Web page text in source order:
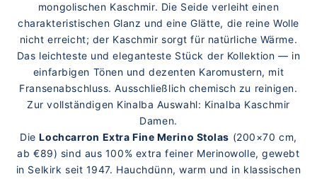
mongolischen Kaschmir. Die Seide verleiht einen
charakteristischen Glanz und eine Glätte, die reine Wolle
nicht erreicht; der Kaschmir sorgt für natürliche Wärme.
Das leichteste und eleganteste Stück der Kollektion — in
einfarbigen Tönen und dezenten Karomustern, mit
Fransenabschluss. Ausschließlich chemisch zu reinigen.
Zur vollständigen Kinalba Auswahl: Kinalba Kaschmir
Damen.
DieLochcarron Extra Fine Merino Stolas (200×70 cm,
ab €89) sind aus 100% extra feiner Merinowolle, gewebt
in Selkirk seit 1947. Hauchdünn, warm und in klassischen